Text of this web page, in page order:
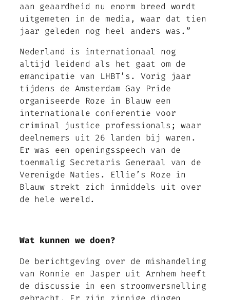
aan geaardheid nu enorm breed wordt
uitgemeten in de media, waar dat tien
jaar geleden nog heel anders was.”
Nederland is internationaal nog
altijd leidend als het gaat om de
emancipatie van LHBT’s. Vorig jaar
tijdens de Amsterdam Gay Pride
organiseerde Roze in Blauw een
internationale conferentie voor
criminal justice professionals ; waar
deelnemers uit 26 landen bij waren.
Er was een openingsspeech van de
toenmalig Secretaris Generaal van de
Verenigde Naties. Ellie’s Roze in
Blauw strekt zich inmiddels uit over
de hele wereld.
Wat kunnen we doen?
De berichtgeving over de mishandeling
van Ronnie en Jasper uit Arnhem heeft
de discussie in een stroomversnelling